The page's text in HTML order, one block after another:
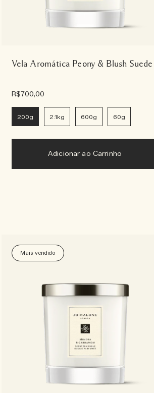
Vela Aromática Peony & Blush Suede
R$700,00
200g 2.1kg 600g 60g
Adicionar ao Carrinho
Mais vendido